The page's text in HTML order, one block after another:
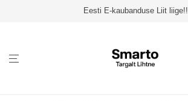
Eesti E-kaubanduse Liit liige!!